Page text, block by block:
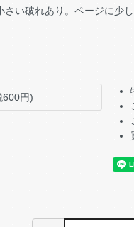
い破れあり。ページに少
600円)